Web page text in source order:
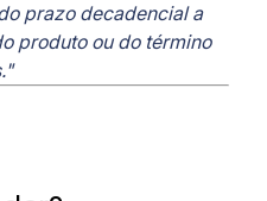
prazo decadencial a
produto ou do término